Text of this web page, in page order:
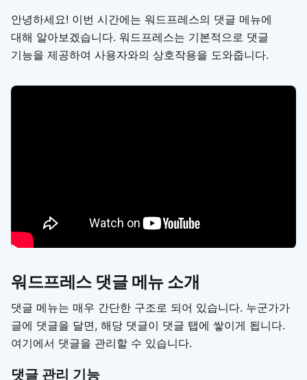
안녕하세요! 이번 시간에는 워드프레스의 댓글 메뉴에
대해 알아보겠습니다. 워드프레스는 기본적으로 댓글
기능을 제공하여 사용자와의 상호작용을 도와줍니다.
워드프레스 댓글 메뉴 소개
댓글 메뉴는 매우 간단한 구조로 되어 있습니다. 누군가가
글에 댓글을 달면, 해당 댓글이 댓글 탭에 쌓이게 됩니다.
여기에서 댓글을 관리할 수 있습니다.
댓글 관리 기능